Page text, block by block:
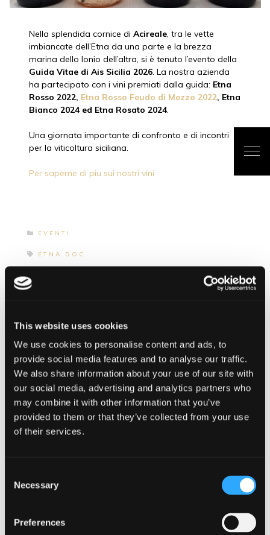
This website uses cookies
We use cookies to personalise content and ads, to
provide social media features and to analyse our traffic.
We also share information about your use of our site with
our social media, advertising and analytics partners who
may combine it with other information that you’ve
provided to them or that they’ve collected from your use
of their services.
Selection
Necessary
Preferences
Nella splendida cornice diAcireale, tra le vette
imbiancate dell’Etna da una parte e la brezza
marina dello Ionio dell’altra, si è tenuto l’evento della
Guida Vitae di Ais Sicilia 2026. La nostra azienda
ha partecipato con i vini premiati dalla guida: Etna
Rosso 2022, Etna Rosso Feudo di Mezzo 2022, Etna
Bianco 2024 ed Etna Rosato 2024.
Una giornata importante di confronto e di incontri
per la viticoltura siciliana.
Per saperne di piu sui nostri vini
EVENTI
ETNA DOC
NEXT POST
Categories
Territorio